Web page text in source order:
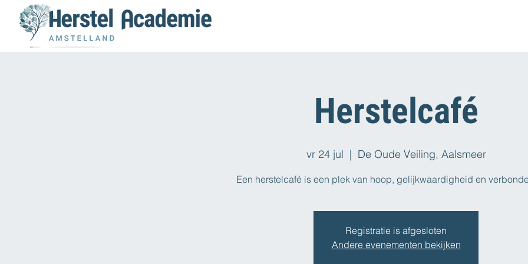
Herstelcafé
vr 24 jul
  |
De Oude Veiling, Aalsmeer
Een herstelcafé is een plek van hoop, gelijkwaardigheid en
Registratie is afgesloten
Andere evenementen bekijken